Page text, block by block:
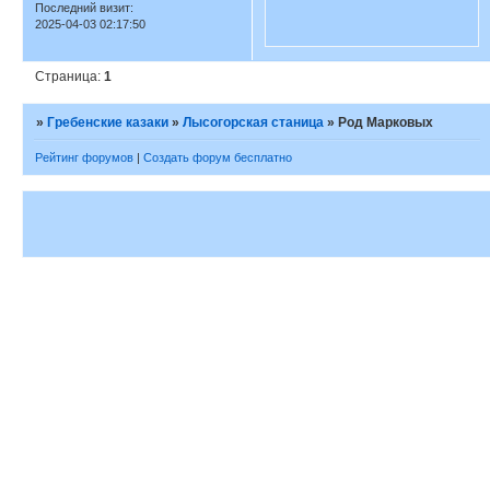
Последний визит:
2025-04-03 02:17:50
Страница:1
» Гребенские казаки »Лысогорская станица » Род Марковых
Рейтинг форумов | Создать форум бесплатно